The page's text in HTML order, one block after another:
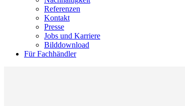
Referenzen
Kontakt
Presse
Jobs und Karriere
Bilddownload
Für Fachhändler